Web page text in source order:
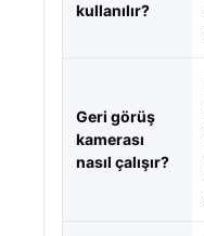
kullanılır?
Geri görüş
kamerası
nasıl çalışır?